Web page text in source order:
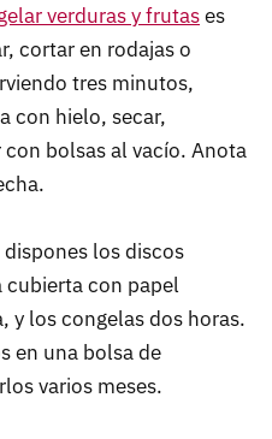
verduras y frutases
cortar en rodajas o
tres minutos,
con hielo, secar,
bolsas al vacío. Anota
los discos
cubierta con papel
y los congelas dos horas.
en una bolsa de
varios meses.